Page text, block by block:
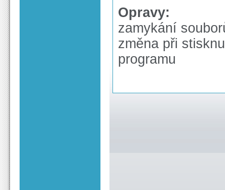
Opravy:
zamykání
změna při
programu